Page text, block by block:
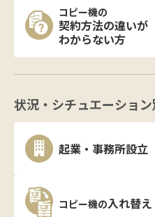
コピー機の
契約方法の違いが
わからない方
状況・シチュエーショ
起業・事務所設立
コピー機の入れ替え